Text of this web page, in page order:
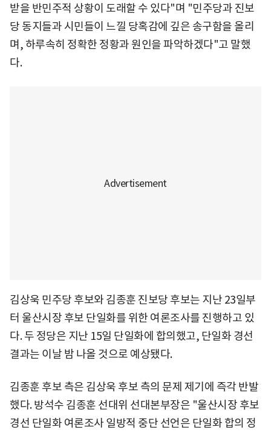
받을 반민주적 상황이 도래할 수 있다"며 "민주당과 진보
당 동지들과 시민들이 느낄 당혹감에 깊은 송구함을 올리
며, 하루속히 정확한 정황과 원인을 파악하겠다"고 말했
다.
김상욱 민주당 후보와 김종훈 진보당 후보는 지난 23일부
터 울산시장 후보 단일화를 위한 여론조사를 진행하고 있
다. 두 정당은 지난 15일 단일화에 합의했고, 단일화 경선
결과는 이날 밤 나올 것으로 예상됐다.
김종훈 후보 측은 김상욱 후보 측의 문제 제기에 즉각 반발
했다. 방석수 김종훈 선대위 선대본부장은 "울산시장 후보
경선 단일화 여론조사 일방적 중단 선언은 단일화 합의 정